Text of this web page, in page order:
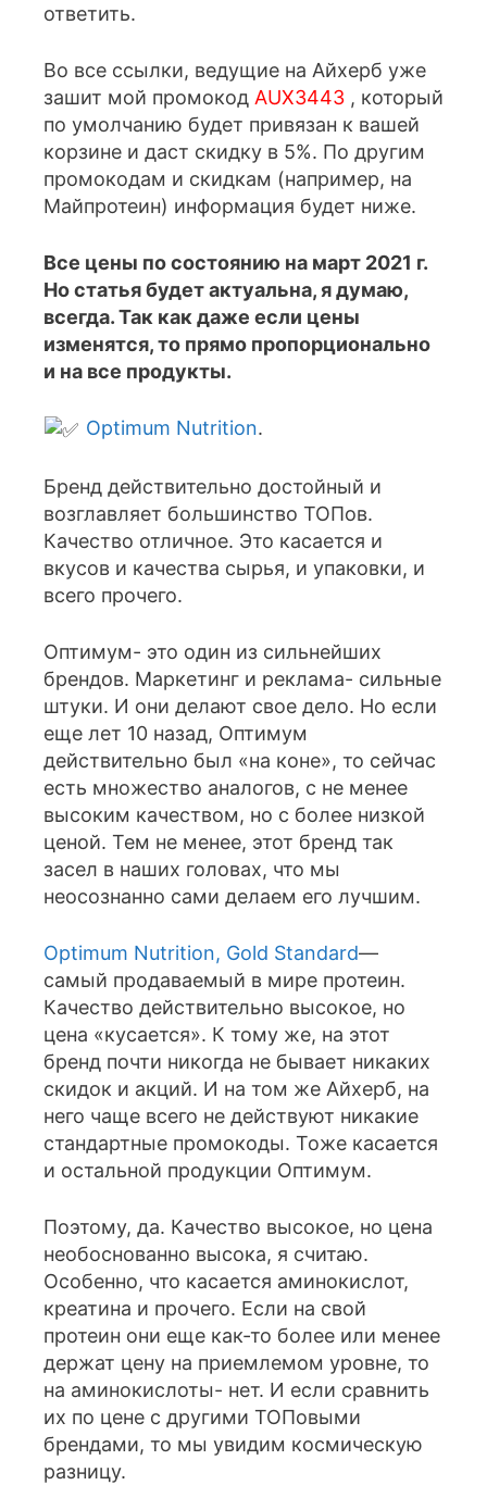
ответить.
Во все ссылки, ведущие на Айхерб уже
зашит мой промокод AUX3443 , который
по умолчанию будет привязан к вашей
корзине и даст скидку в 5%. По другим
промокодам и скидкам (например, на
Майпротеин) информация будет ниже.
Все цены по состоянию на март 2021 г.
Но статья будет актуальна, я думаю,
всегда. Так как даже если цены
изменятся, то прямо пропорционально
и на все продукты.
Optimum Nutrition.
Бренд действительно достойный и
возглавляет большинство ТОПов.
Качество отличное. Это касается и
вкусов и качества сырья, и упаковки, и
всего прочего.
Оптимум- это один из сильнейших
брендов. Маркетинг и реклама- сильные
штуки. И они делают свое дело. Но если
еще лет 10 назад, Оптимум
действительно был «на коне», то сейчас
есть множество аналогов, с не менее
высоким качеством, но с более низкой
ценой. Тем не менее, этот бренд так
засел в наших головах, что мы
неосознанно сами делаем его лучшим.
Optimum Nutrition, Gold Standard—
самый продаваемый в мире протеин.
Качество действительно высокое, но
цена «кусается». К тому же, на этот
бренд почти никогда не бывает никаких
скидок и акций. И на том же Айхерб, на
него чаще всего не действуют никакие
стандартные промокоды. Тоже касается
и остальной продукции Оптимум.
Поэтому, да. Качество высокое, но цена
необоснованно высока, я считаю.
Особенно, что касается аминокислот,
креатина и прочего. Если на свой
протеин они еще как-то более или менее
держат цену на приемлемом уровне, то
на аминокислоты- нет. И если сравнить
их по цене с другими ТОПовыми
брендами, то мы увидим космическую
разницу.